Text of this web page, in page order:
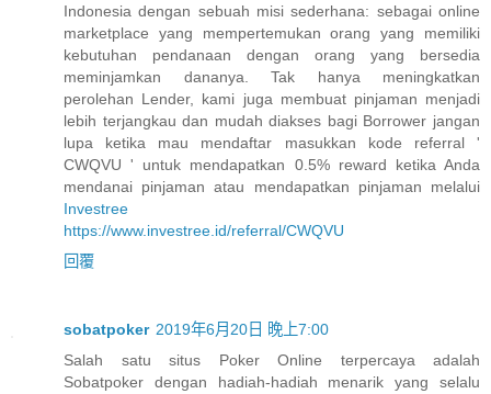
Indonesia dengan sebuah misi sederhana: sebagai online
marketplace yang mempertemukan orang yang memiliki
kebutuhan pendanaan dengan orang yang bersedia
meminjamkan dananya. Tak hanya meningkatkan
perolehan Lender, kami juga membuat pinjaman menjadi
lebih terjangkau dan mudah diakses bagi Borrower jangan
lupa ketika mau mendaftar masukkan kode referral '
CWQVU ' untuk mendapatkan 0.5% reward ketika Anda
mendanai pinjaman atau mendapatkan pinjaman melalui
Investree
https://www.investree.id/referral/CWQVU
回覆
sobatpoker 2019年6月20日 晚上7:00
Salah satu situs Poker Online terpercaya adalah
Sobatpoker dengan hadiah-hadiah menarik yang selalu